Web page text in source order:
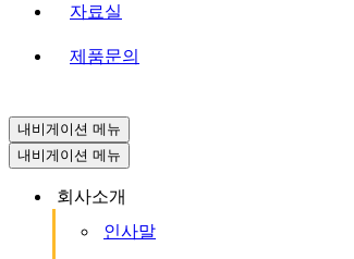
자료실
제품문의
내비게이션 메뉴
내비게이션 메뉴
회사소개
인사말